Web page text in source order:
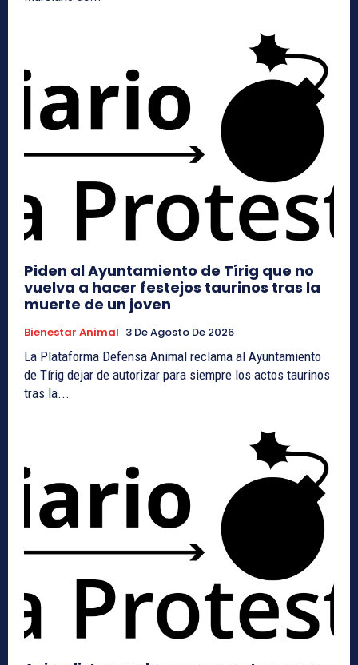
Piden al Ayuntamiento de Tírig que no
vuelva a hacer festejos taurinos tras la
muerte de un joven
Bienestar Animal 3 De Agosto De 2026
La Plataforma Defensa Animal reclama al Ayuntamiento
de Tírig dejar de autorizar para siempre los actos taurinos
tras la...